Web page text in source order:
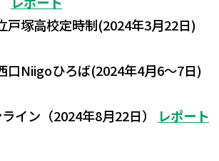
戸塚高校定時制(2024年3月22日)
口Niigoひろば(2024年4月6～7日)
イン（2024年8月22日）
レポート